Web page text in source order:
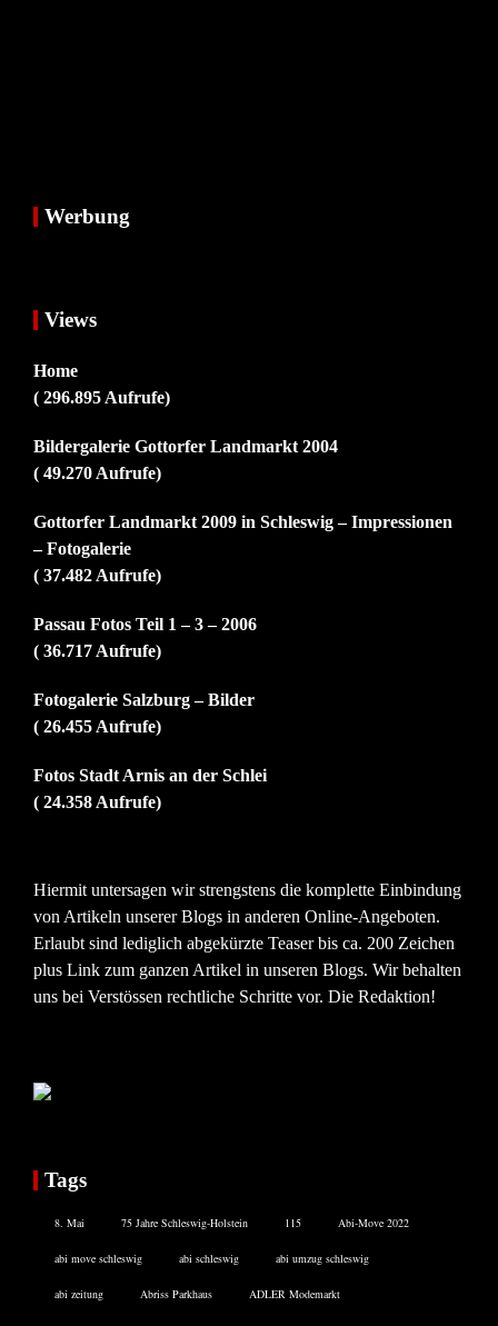
Werbung
Views
Home
( 296.895 Aufrufe)
Bildergalerie Gottorfer Landmarkt 2004
( 49.270 Aufrufe)
Gottorfer Landmarkt 2009 in Schleswig – Impressionen
– Fotogalerie
( 37.482 Aufrufe)
Passau Fotos Teil 1 – 3 – 2006
( 36.717 Aufrufe)
Fotogalerie Salzburg – Bilder
( 26.455 Aufrufe)
Fotos Stadt Arnis an der Schlei
( 24.358 Aufrufe)
Hiermit untersagen wir strengstens die komplette Einbindung
von Artikeln unserer Blogs in anderen Online-Angeboten.
Erlaubt sind lediglich abgekürzte Teaser bis ca. 200 Zeichen
plus Link zum ganzen Artikel in unseren Blogs. Wir behalten
uns bei Verstössen rechtliche Schritte vor. Die Redaktion!
Tags
8. Mai 75 Jahre Schleswig-Holstein 115 Abi-Move 2022
abi move schleswig abi schleswig abi umzug schleswig
abi zeitung Abriss Parkhaus ADLER Modemarkt